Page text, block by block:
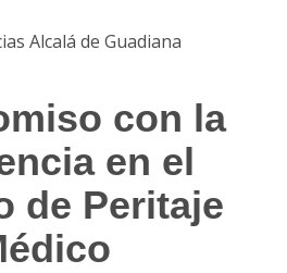
con la
en el
de Peritaje